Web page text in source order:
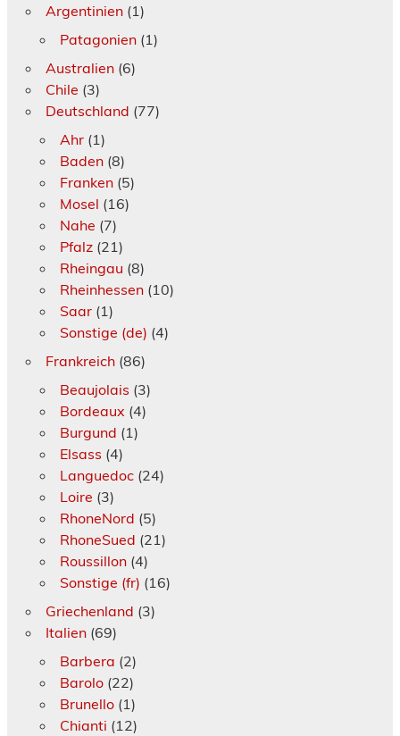
Argentinien(1)
Patagonien(1)
Australien(6)
Chile (3)
Deutschland (77)
Ahr(1)
Baden(8)
Franken(5)
Mosel (16)
Nahe (7)
Pfalz(21)
Rheingau (8)
Rheinhessen(10)
Saar(1)
Sonstige (de) (4)
Frankreich(86)
Beaujolais (3)
Bordeaux (4)
Burgund (1)
Elsass (4)
Languedoc(24)
Loire (3)
RhoneNord (5)
RhoneSued (21)
Roussillon(4)
Sonstige (fr) (16)
Griechenland (3)
Italien(69)
Barbera (2)
Barolo(22)
Brunello(1)
Chianti (12)